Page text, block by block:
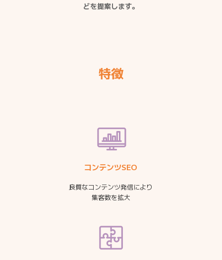
どを提案します。
特徴
コンテンツSEO
良質なコンテンツ発信により
集客数を拡大